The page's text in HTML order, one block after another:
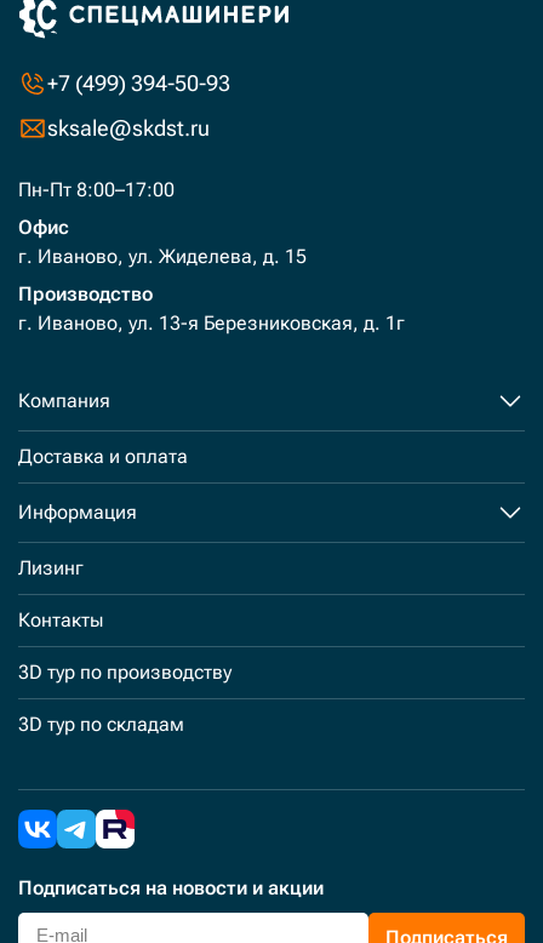
+7 (499) 394-50-93
sksale@skdst.ru
Пн-Пт 8:00–17:00
Офис
г. Иваново, ул. Жиделева, д. 15
Производство
г. Иваново, ул. 13-я Березниковская, д. 1г
Компания
Доставка и оплата
Информация
Лизинг
Контакты
3D тур по производству
3D тур по складам
Подписаться на новости и акции
Подписаться